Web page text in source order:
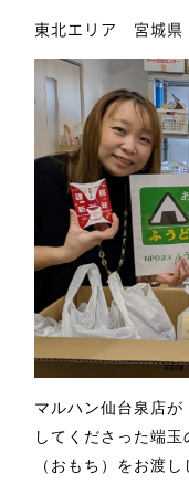
東北エリア 宮城
マルハン仙台泉店が
してくださった端
（おもち）をお渡し